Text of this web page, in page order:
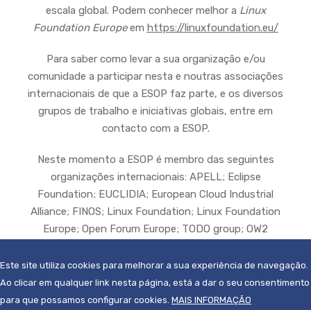
escala global. Podem conhecer melhor a Linux
Foundation Europeem https://linuxfoundation.eu/
Para saber como levar a sua organização e/ou
comunidade a participar nesta e noutras associações
internacionais de que a ESOP faz parte, e os diversos
grupos de trabalho e iniciativas globais, entre em
contacto com a ESOP.
Neste momento a ESOP é membro das seguintes
organizações internacionais: APELL; Eclipse
Foundation; EUCLIDIA; European Cloud Industrial
Alliance; FINOS; Linux Foundation; Linux Foundation
Europe; Open Forum Europe; TODO group; OW2
Este site utiliza cookies para melhorar a sua experiência de navegação.
Ao clicar em qualquer link nesta página, está a dar o seu consentimento
para que possamos configurar cookies. MAIS INFORMAÇÃO